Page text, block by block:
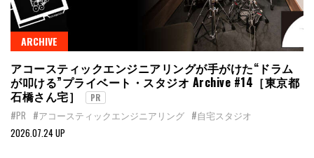
ARCHIVE
アコースティックエンジニアリングが手がけた“ドラム
が叩ける”プライベート・スタジオ Archive #14［東京都
石橋さん宅］
PR
#PR #アコースティックエンジニアリング #自宅スタジオ
2026.07.24 UP